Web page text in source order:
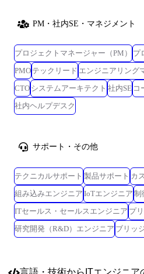
PM・社内SE・マネジメント
プロジェクトマネージャー（PM）
プ
PMO テックリード エンジニアリング
CTO システムアーキテクト 社内SE コ
社内ヘルプデスク
サポート・その他
テクニカルサポート 製品サポート カ
組み込みエンジニア IoTエンジニア 制
ITセールス・セールスエンジニア プ
研究開発（R&D）エンジニア ブリッ